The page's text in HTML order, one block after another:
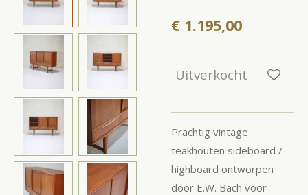
€ 1.195,00
Uitverkocht
Prachtig vintage
teakhouten sideboard /
highboard ontworpen
door E.W. Bach voor